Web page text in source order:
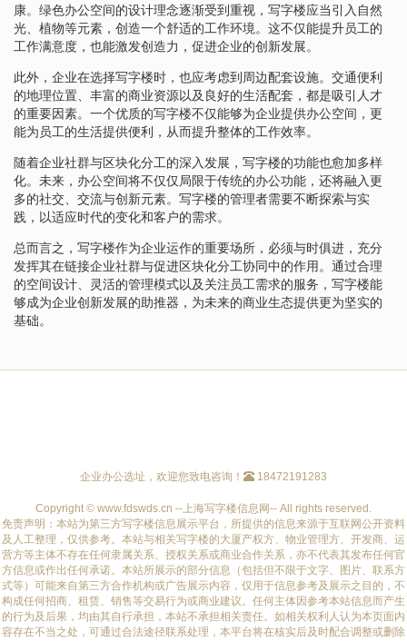
康。绿色办公空间的设计理念逐渐受到重视，写字楼应当引入自然
光、植物等元素，创造一个舒适的工作环境。这不仅能提升员工的
工作满意度，也能激发创造力，促进企业的创新发展。
此外，企业在选择写字楼时，也应考虑到周边配套设施。交通便利
的地理位置、丰富的商业资源以及良好的生活配套，都是吸引人才
的重要因素。一个优质的写字楼不仅能够为企业提供办公空间，更
能为员工的生活提供便利，从而提升整体的工作效率。
随着企业社群与区块化分工的深入发展，写字楼的功能也愈加多样
化。未来，办公空间将不仅仅局限于传统的办公功能，还将融入更
多的社交、交流与创新元素。写字楼的管理者需要不断探索与实
践，以适应时代的变化和客户的需求。
总而言之，写字楼作为企业运作的重要场所，必须与时俱进，充分
发挥其在链接企业社群与促进区块化分工协同中的作用。通过合理
的空间设计、灵活的管理模式以及关注员工需求的服务，写字楼能
够成为企业创新发展的助推器，为未来的商业生态提供更为坚实的
基础。
企业办公选址，欢迎您致电咨询！ 18472191283
Copyright © www.fdswds.cn --上海写字楼信息网-- All rights reserved.
免责声明：本站为第三方写字楼信息展示平台，所提供的信息来源于互联网公开资料
及人工整理，仅供参考。本站与相关写字楼的大厦产权方、物业管理方、开发商、运
营方等主体不存在任何隶属关系、授权关系或商业合作关系，亦不代表其发布任何官
方信息或作出任何承诺。本站所展示的部分信息（包括但不限于文字、图片、联系方
式等）可能来自第三方合作机构或广告展示内容，仅用于信息参考及展示之目的，不
构成任何招商、租赁、销售等交易行为或商业建议。任何主体因参考本站信息而产生
的行为及后果，均由其自行承担，本站不承担相关责任。如相关权利人认为本页面内
容存在不当之处，可通过合法途径联系处理，本平台将在核实后及时配合调整或删除